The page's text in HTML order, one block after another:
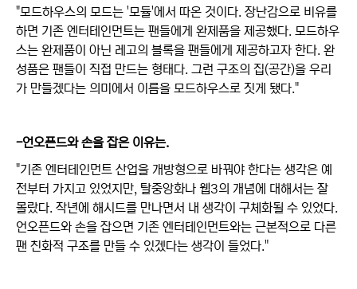
"모드하우스의 모드는 '모듈'에서 따온 것이다. 장난감으로 비유를
하면 기존 엔터테인먼트는 팬들에게 완제품을 제공했다. 모드하우
스는 완제품이 아닌 레고의 블록을 팬들에게 제공하고자 한다. 완
성품은 팬들이 직접 만드는 형태다. 그런 구조의 집(공간)을 우리
가 만들겠다는 의미에서 이름을 모드하우스로 짓게 됐다."
-언오픈드와 손을 잡은 이유는.
"기존 엔터테인먼트 산업을 개방형으로 바꿔야 한다는 생각은 예
전부터 가지고 있었지만, 탈중앙화나 웹3의 개념에 대해서는 잘
몰랐다. 작년에 해시드를 만나면서 내 생각이 구체화될 수 있었다.
언오픈드와 손을 잡으면 기존 엔터테인먼트와는 근본적으로 다른
팬 친화적 구조를 만들 수 있겠다는 생각이 들었다."